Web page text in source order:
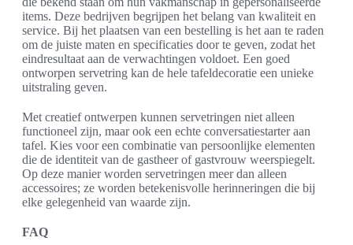
items. Deze bedrijven begrijpen het belang van kwaliteit en
service. Bij het plaatsen van een bestelling is het aan te raden
om de juiste maten en specificaties door te geven, zodat het
eindresultaat aan de verwachtingen voldoet. Een goed
ontworpen servetring kan de hele tafeldecoratie een unieke
uitstraling geven.
Met creatief ontwerpen kunnen servetringen niet alleen
functioneel zijn, maar ook een echte conversatiestarter aan
tafel. Kies voor een combinatie van persoonlijke elementen
die de identiteit van de gastheer of gastvrouw weerspiegelt.
Op deze manier worden servetringen meer dan alleen
accessoires; ze worden betekenisvolle herinneringen die bij
elke gelegenheid van waarde zijn.
FAQ